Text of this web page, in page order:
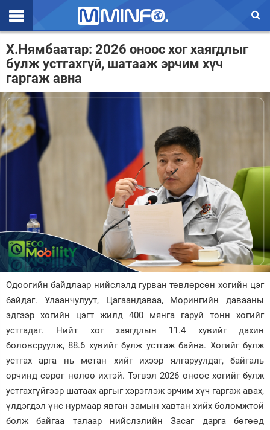
Эхлэл
Цаг агаар
Валют ханш
Улс төр
Эдийн засаг
Нийгэм
Дэлхий
Энтертайнмэнт
Зурхай
Х.Нямбаатар: 2026 оноос хог хаягдлыг
булж устгахгүй, шатааж эрчим хүч
гаргаж авна
Одоогийн байдлаар нийслэлд гурван төвлөрсөн хогийн цэг
байдаг. Улаанчулуут, Цагаандаваа, Морингийн давааны
эдгээр хогийн цэгт жилд 400 мянга гаруй тонн хогийг
устгадаг. Нийт хог хаягдлын 11.4 хувийг дахин
боловсруулж, 88.6 хувийг булж устгаж байна. Хогийг булж
устгах арга нь метан хийг ихээр ялгаруулдаг, байгаль
орчинд сөрөг нөлөө ихтэй. Тэгвэл 2026 оноос хогийг булж
устгахгүйгээр шатаах аргыг хэрэглэж эрчим хүч гаргаж авах,
үлдэгдэл үнс нурмаар явган замын хавтан хийх боломжтой
болж байгаа талаар нийслэлийн Засаг дарга бөгөөд